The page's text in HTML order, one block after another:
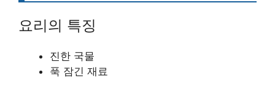
요리의 특징
진한 국물
푹 잠긴 재료